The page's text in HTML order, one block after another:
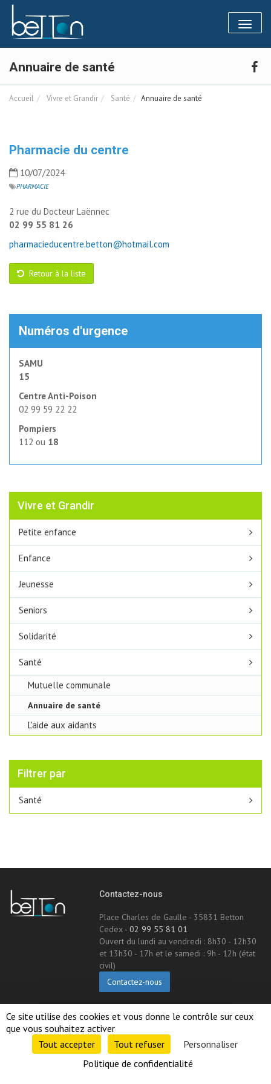
Toggle
Annuaire de santé
Accueil Vivre et Grandir Santé Annuaire de santé
Pharmacie du centre
10/07/2024
PHARMACIE
2 rue du Docteur Laënnec
02 99 55 81 26
pharmacieducentre.betton@hotmail.com
Retour à la liste
Numéros d'urgence
SAMU
15
Centre Anti-Poison
02 99 59 22 22
Pompiers
112 ou 18
Vivre et Grandir
Petite enfance
Enfance
Jeunesse
Seniors
Solidarité
Santé
Mutuelle communale
Annuaire de santé
L'aide aux aidants
Filtrer par
Santé
Contactez-nous
Place Charles de Gaulle - 35831 Betton
Cedex -02 99 55 81 01
Ouvert du lundi au vendredi : 8h30 - 12h30
et 13h30 - 17h et le samedi : 9h - 12h (état
civil)
Contactez-nous
Panneau de gestion des cookies
Ce site utilise des cookies et vous donne le contrôle sur ceux
que vous souhaitez activer
Tout accepter
Tout refuser
Personnaliser
Politique de confidentialité